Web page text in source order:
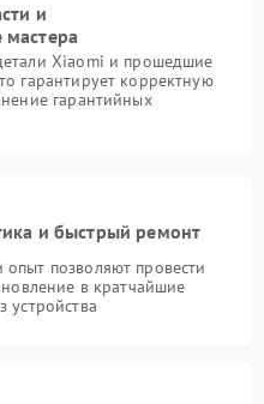
и
Xiaomi и прошедшие
гарантирует корректную
гарантийных
и быстрый ремонт
позволяют провести
в кратчайшие
устройства